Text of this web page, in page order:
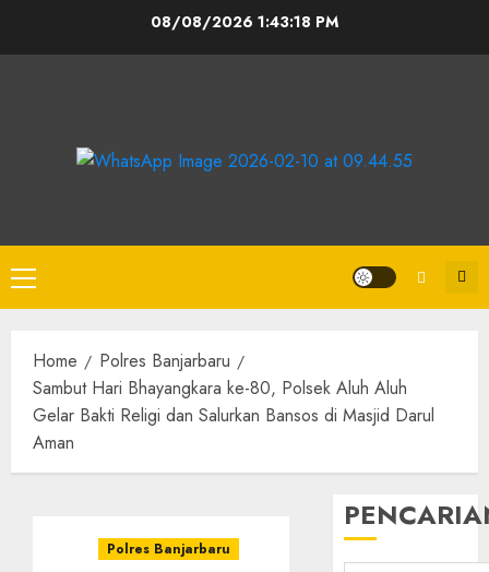
08/08/2026 1:43:19 PM
Home
Polres Banjarbaru
Sambut Hari Bhayangkara ke-80, Polsek Aluh Aluh
Gelar Bakti Religi dan Salurkan Bansos di Masjid Darul
Aman
Polres Banjarbaru